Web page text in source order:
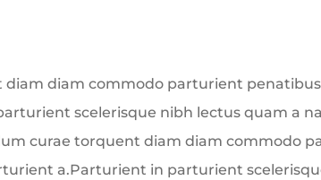
diam commodo parturient
scelerisque nibh lectus quam a
curae torquent diam diam commodo
a.Parturient in parturient